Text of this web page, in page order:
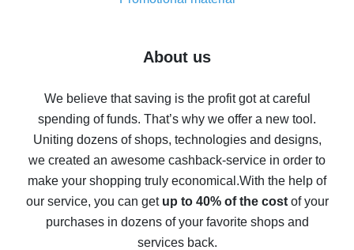
Five ways to get the most cash back on AliExpress
back
10% cash back on AliExpress - the impossible is
possible
The best cash back on AliExpress - how to find it
The best cash back service for AliExpress - let's
compare offers
About us
We believe that saving is the profit got at careful
spending of funds. That’s why we offer a new tool.
Uniting dozens of shops, technologies and designs,
we created an awesome cashback-service in order to
make your shopping truly economical.With the help of
our service, you can get up to 40% of the costof your
purchases in dozens of your favorite shops and
services back.